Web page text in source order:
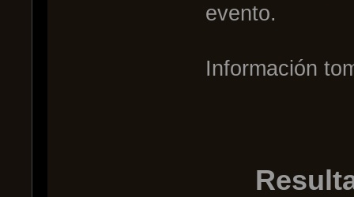
evento.
Información